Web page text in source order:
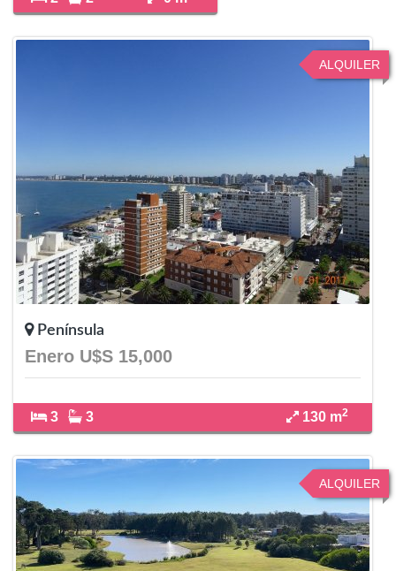
ALQUILER
Península
Enero U$S 15,000
3 3 130 m2
ALQUILER